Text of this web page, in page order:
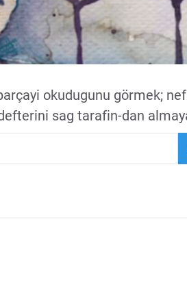
okudugunu görmek;
sag tarafin-dan